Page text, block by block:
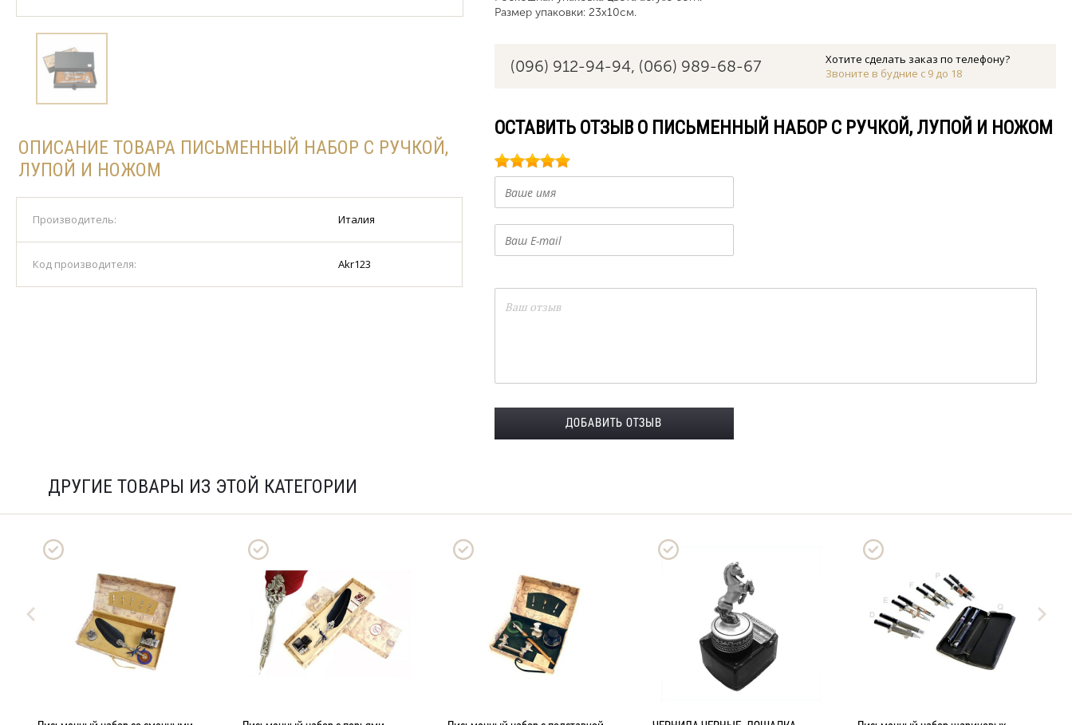
ОПИСАНИЕ ТОВАРА ПИСЬМЕННЫЙ НАБОР С РУЧКОЙ,
ЛУПОЙ И НОЖОМ
Производитель: Италия
Код производителя: Akr123
Размер упаковки: 23x10см.
(096) 912-94-94, (066) 989-68-67
Хотите сделать заказ по телефону?
Звоните в будние с 9 до 18
ОСТАВИТЬ ОТЗЫВ О ПИСЬМЕННЫЙ НАБОР С РУЧКОЙ, ЛУПОЙ И НОЖОМ
ДРУГИЕ ТОВАРЫ ИЗ ЭТОЙ КАТЕГОРИИ